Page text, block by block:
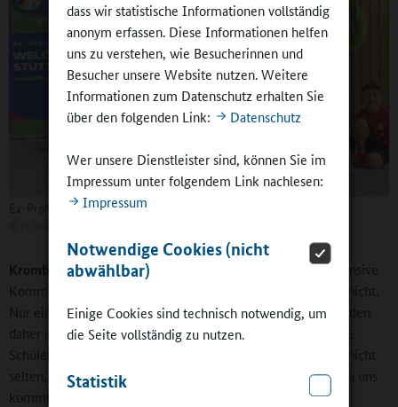
dass wir statistische Informationen vollständig
anonym erfassen. Diese Informationen helfen
uns zu verstehen, wie Besucherinnen und
Besucher unsere Website nutzen. Weitere
Informationen zum Datenschutz erhalten Sie
über den folgenden Link:
Datenschutz
Wer unsere Dienstleister sind, können Sie im
Impressum unter folgendem Link nachlesen:
Impressum
Notwendige Cookies (nicht
abwählbar)
Einige Cookies sind technisch notwendig, um
die Seite vollständig zu nutzen.
Statistik
Ex-Profis in der Luginslandschule: Célia Šašić und Philipp Lahm
Krombacher:Dessen sind sich alle bewusst. Ohne eine intensive
Kommunikation auf Augenhöhe gelingen Bildungsverläufe nicht.
Nur ein Satellit zu sein, reicht uns Menschen nicht. Wir melden
daher unsere Wahrnehmungen über die Klasse und einzelne
Schülerinnen und Schüler regelmäßig zurück. Es geschieht nicht
selten, dass eine Lehrkraft vor einem Gespräch mit Eltern zu uns
kommt und uns fragt, welche Eindrücke wir über das Kind